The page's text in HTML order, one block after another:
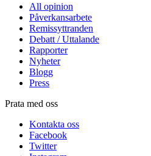
All opinion
Påverkansarbete
Remissyttranden
Debatt / Uttalande
Rapporter
Nyheter
Blogg
Press
Prata med oss
Kontakta oss
Facebook
Twitter